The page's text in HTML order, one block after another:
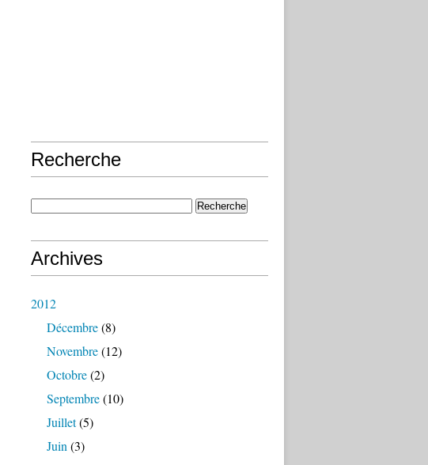
Recherche
Archives
2012
Décembre(8)
Novembre(12)
Octobre(2)
Septembre(10)
Juillet(5)
Juin (3)